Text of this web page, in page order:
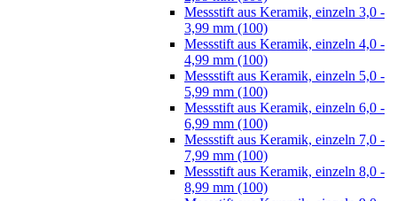
Messstift aus Keramik, einzeln 3,0 -
3,99 mm (100)
Messstift aus Keramik, einzeln 4,0 -
4,99 mm (100)
Messstift aus Keramik, einzeln 5,0 -
5,99 mm (100)
Messstift aus Keramik, einzeln 6,0 -
6,99 mm (100)
Messstift aus Keramik, einzeln 7,0 -
7,99 mm (100)
Messstift aus Keramik, einzeln 8,0 -
8,99 mm (100)